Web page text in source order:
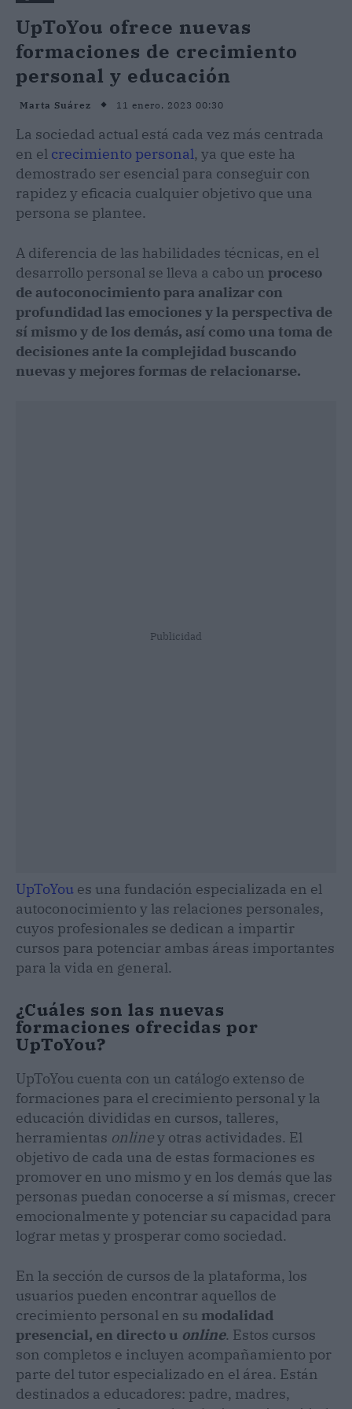
UpToYou ofrece nuevas
formaciones de crecimiento
personal y educación
Marta Suárez 11 enero, 2023 00:30
La sociedad actual está cada vez más centrada
en el crecimiento personal, ya que este ha
demostrado ser esencial para conseguir con
rapidez y eficacia cualquier objetivo que una
persona se plantee.
A diferencia de las habilidades técnicas, en el
desarrollo personal se lleva a cabo un proceso
de autoconocimiento para analizar con
profundidad las emociones y la perspectiva de
sí mismo y de los demás, así como una toma de
decisiones ante la complejidad buscando
nuevas y mejores formas de relacionarse.
Publicidad
UpToYou es una fundación especializada en el
autoconocimiento y las relaciones personales,
cuyos profesionales se dedican a impartir
cursos para potenciar ambas áreas importantes
para la vida en general.
¿Cuáles son las nuevas
formaciones ofrecidas por
UpToYou?
UpToYou cuenta con un catálogo extenso de
formaciones para el crecimiento personal y la
educación divididas en cursos, talleres,
herramientas onliney otras actividades. El
objetivo de cada una de estas formaciones es
promover en uno mismo y en los demás que las
personas puedan conocerse a sí mismas, crecer
emocionalmente y potenciar su capacidad para
lograr metas y prosperar como sociedad.
En la sección de cursos de la plataforma, los
usuarios pueden encontrar aquellos de
crecimiento personal en su modalidad
presencial, en directo u online. Estos cursos
son completos e incluyen acompañamiento por
parte del tutor especializado en el área. Están
destinados a educadores: padre, madres,